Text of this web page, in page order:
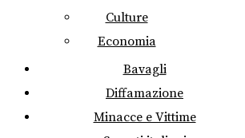
Culture
Economia
Bavagli
Diffamazione
Minacce e Vittime